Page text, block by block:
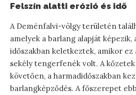
Felszín alatti erózió és idő
A Deménfalvi-völgy területén
amelyek a barlang alapját képezik,
időszakban keletkeztek, amikor ez
sekély tengerfenék volt. A
követően, a harmadidőszakban
barlangképződés. A főszerepet